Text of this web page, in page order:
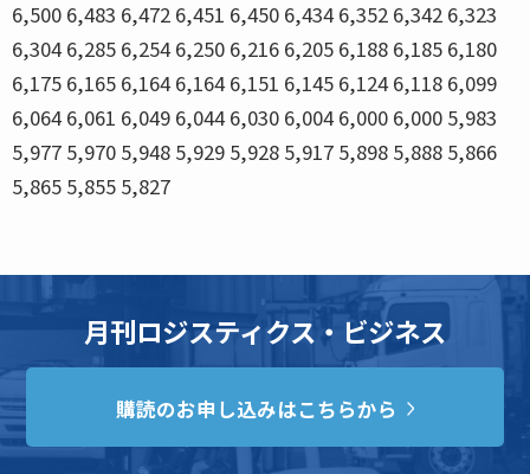
月刊ロジスティクス・ビジネス
購読のお申し込みはこちらから